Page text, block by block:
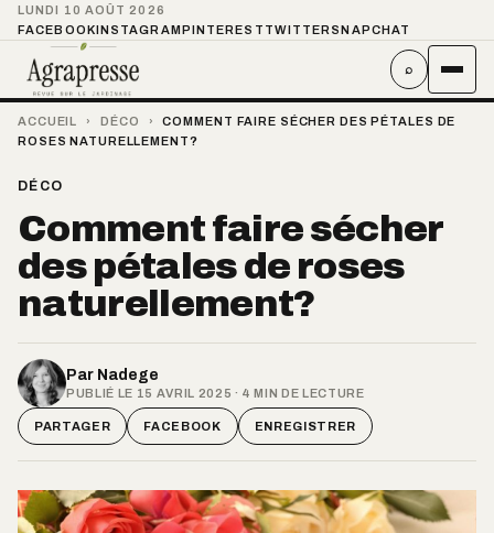
LUNDI 10 AOÛT 2026
FACEBOOKINSTAGRAMPINTEREST TWITTER SNAPCHAT
⌕
ACCUEIL › DÉCO ›
COMMENT FAIRE SÉCHER DES PÉTALES DE
ROSES NATURELLEMENT?
DÉCO
Comment faire sécher
des pétales de roses
naturellement?
Par Nadege
PUBLIÉ LE 15 AVRIL 2025 · 4 MIN DE LECTURE
PARTAGER FACEBOOK ENREGISTRER